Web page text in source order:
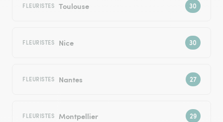
FLEURISTES Toulouse
FLEURISTES Nice
FLEURISTES Nantes
FLEURISTES Montpellier